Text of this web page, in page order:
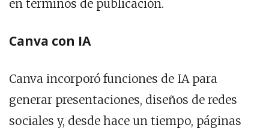
en términos de publicación.
Canva con IA
Canva incorporó funciones de IA para
generar presentaciones, diseños de redes
sociales y, desde hace un tiempo, páginas